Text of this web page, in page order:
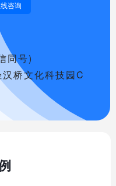
咨询
同号)
桥文化科技园C